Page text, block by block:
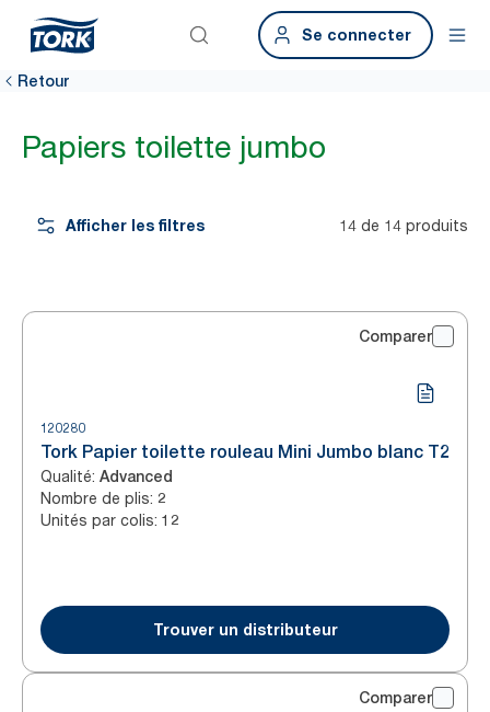
Se connecter
Retour
Papiers toilette jumbo
Afficher les filtres 14 de 14 produits
Comparer
120280
Tork Papier toilette rouleau Mini Jumbo blanc T2
Qualité: Advanced
Nombre de plis: 2
Unités par colis: 12
Trouver un distributeur
Comparer